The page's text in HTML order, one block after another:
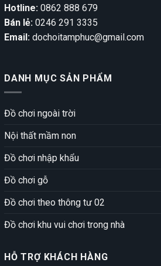
Hotline: 0862 888 679
Bán lẻ: 0246 291 3335
Email: dochoitamphuc@gmail.com
DANH MỤC SẢN PHẨM
Đồ chơi ngoài trời
Nội thất mầm non
Đồ chơi nhập khẩu
Đồ chơi gỗ
Đồ chơi theo thông tư 02
Đồ chơi khu vui chơi trong nhà
HỖ TRỢ KHÁCH HÀNG